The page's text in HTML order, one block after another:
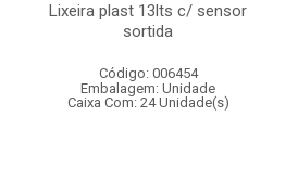
Lixeira plast 13lts c/ sensor
sortida
Código: 006454
Embalagem: Unidade
Caixa Com: 24 Unidade(s)